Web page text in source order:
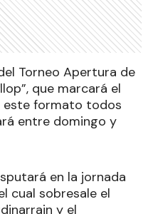
Torneo Apertura de
que marcará el
este formato todos
entre domingo y
en la jornada
cual sobresale el
y el